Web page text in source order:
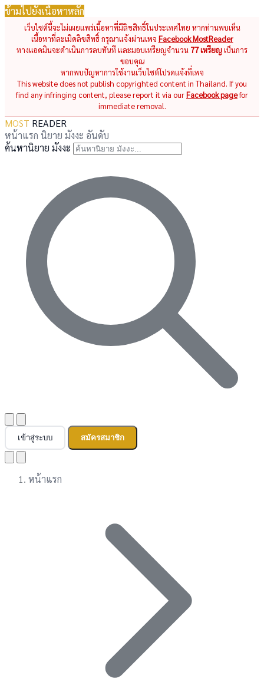
ข้ามไปยังเนื้อหาหลัก
เว็บไซต์นี้จะไม่เผยแพร่เนื้อหาที่มีลิขสิทธิ์ในประเทศไทย หากท่านพบเห็น
เนื้อหาที่ละเมิดลิขสิทธิ์ กรุณาแจ้งผ่านเพจ Facebook MostReader
ทางแอดมินจะดำเนินการลบทันที และมอบเหรียญจำนวน 77 เหรียญเป็นการ
ขอบคุณ
หากพบปัญหาการใช้งานเว็บไซต์โปรดแจ้งที่เพจ
This website does not publish copyrighted content in Thailand. If you
find any infringing content, please report it via ourFacebook pagefor
immediate removal.
MOST READER
หน้าแรก นิยาย มังงะ อันดับ
ค้นหานิยาย มังงะ
เข้าสู่ระบบ สมัครสมาชิก
หน้าแรก